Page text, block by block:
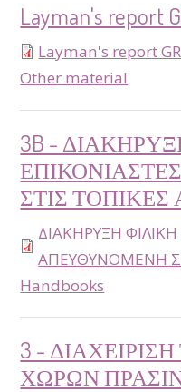
Layman's report
Layman's report GR
type
Other material
3B -
ΣΤΙΣ ΤΟΠΙΚΕΣ
ΔΙΑΚΗΡΥΞΗ
ΑΠΕΥΘΥΝΟΜΕΝΗ
type
Handbooks
3 -
ΧΩΡΩΝ